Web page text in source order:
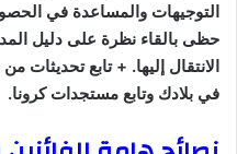
التوجيهات والمساعدة في
حظى بالقاء نظرة على دليل
الانتقال إليها. + تابع
في بلادك وتابع مستجدات كرونا.